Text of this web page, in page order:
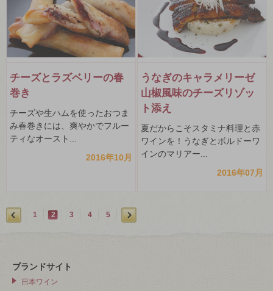
チーズとラズベリーの春
巻き
チーズや生ハムを使ったおつま
み春巻きには、爽やかでフルー
ティなオースト...
2016年10月
うなぎのキャラメリーゼ
山椒風味のチーズリゾッ
ト添え
夏だからこそスタミナ料理と赤
ワインを！うなぎとボルドーワ
インのマリアー...
2016年07月
1 2 3 4 5
ブランドサイト
日本ワイン